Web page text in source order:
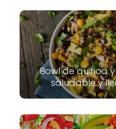
Bowl de quinoa
saludable y